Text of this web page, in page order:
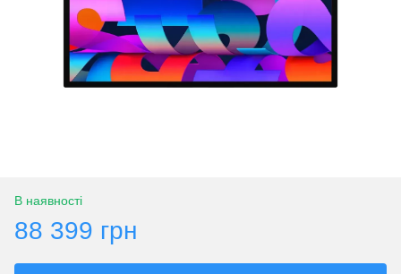
В наявності
88 399 грн